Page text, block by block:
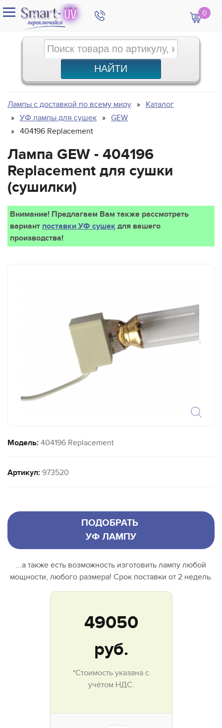
0
Лампы с доставкой по всему миру
Каталог
УФ лампы для сушек
GEW
404196 Replacement
Лампа GEW - 404196
Replacement для сушки
(сушилки)
Внимание! Предлагаем Вам также рассмотреть
вариант поставки УФ сушек для вашего
производства!
`
Модель: 404196 Replacement
Артикул: 973520
ПОДОБРАТЬ
УФ ЛАМПУ
...а также есть возможность изготовить лампу любой
мощности, любого размера! Срок поставки от 2 недель.
49050
руб.
*Стоимость указана с
учётом НДС.